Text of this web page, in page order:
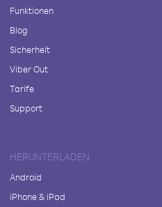
Funktionen
Blog
Sicherheit
Viber Out
Tarife
Support
HERUNTERLADEN
Android
iPhone & iPad